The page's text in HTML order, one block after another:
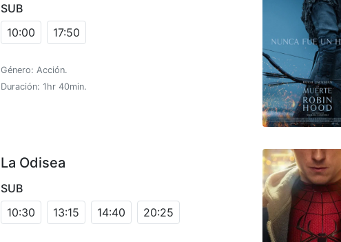
SUB
10:00
17:50
Género: Acción.
Duración: 1hr 40min.
La Odisea
SUB
10:30
13:15 14:40 20:25